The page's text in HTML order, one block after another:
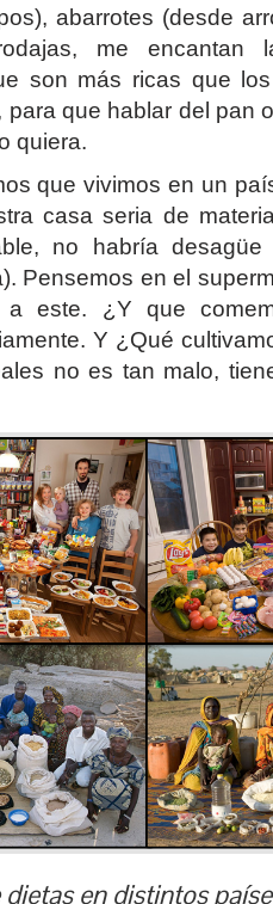
abarrotes (desde
me encantan
son más ricas que
que hablar del pan
quiera.
que vivimos en un
casa seria de
no habría
Pensemos en el
a este. ¿Y que
Y ¿Qué
no es tan malo,
en distintos